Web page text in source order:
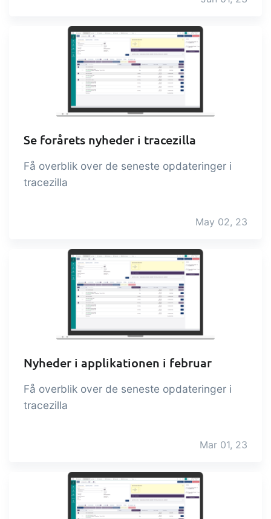
Se forårets nyheder i tracezilla
Få overblik over de seneste opdateringer i
tracezilla
May 02, 23
Nyheder i applikationen i februar
Få overblik over de seneste opdateringer i
tracezilla
Mar 01, 23